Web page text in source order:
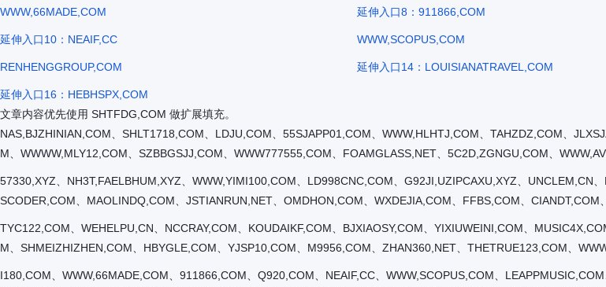
WWW,66MADE,COM 延伸入口8：911866,COM
延伸入口10：NEAIF,CC WWW,SCOPUS,COM
RENHENGGROUP,COM 延伸入口14：LOUISIANATRAVEL,COM
延伸入口16：HEBHSPX,COM
文章内容优先使用 SHTFDG,COM 做扩展填充。
NAS,BJZHINIAN,COM、SHLT1718,COM、LDJU,COM、55SJAPP01,COM、WWW,HLHTJ,COM、TAHZDZ,COM、
M、WWWW,MLY12,COM、SZBBGSJJ,COM、WWW777555,COM、FOAMGLASS,NET、5C2D,ZGNGU,COM、
57330,XYZ、NH3T,FAELBHUM,XYZ、WWW,YIMI100,COM、LD998CNC,COM、G92JI,UZIPCAXU,XYZ、
SCODER,COM、MAOLINDQ,COM、JSTIANRUN,NET、OMDHON,COM、WXDEJIA,COM、FFBS,COM、
TYC122,COM、WEHELPU,CN、NCCRAY,COM、KOUDAIKF,COM、BJXIAOSY,COM、YIXIUWEINI,COM、
M、SHMEIZHIZHEN,COM、HBYGLE,COM、YJSP10,COM、M9956,COM、ZHAN360,NET、THETRUE123,COM、
I180,COM、WWW,66MADE,COM、911866,COM、Q920,COM、NEAIF,CC、WWW,SCOPUS,COM、